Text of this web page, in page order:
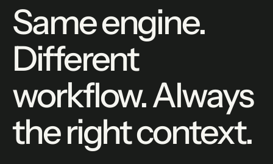
Same engine.
Different
workflow. Always
the right context.